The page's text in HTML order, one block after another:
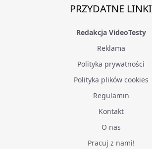
PRZYDATNE LINKI
Redakcja VideoTesty
Reklama
Polityka prywatności
Polityka plików cookies
Regulamin
Kontakt
O nas
Pracuj z nami!